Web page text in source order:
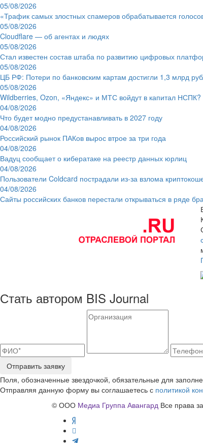
05/08/2026
«Трафик самых злостных спамеров обрабатывается
05/08/2026
Cloudflare — об агентах и людях
05/08/2026
Стал известен состав штаба по развитию цифровых
05/08/2026
ЦБ РФ: Потери по банковским картам достигли 1,3 млрд
05/08/2026
Wildberries, Ozon, «Яндекс» и МТС войдут в капитал НСПК?
04/08/2026
Что будет модно предустанавливать в 2027 году
04/08/2026
Российский рынок ПАКов вырос втрое за три года
04/08/2026
Вадуц сообщает о кибератаке на реестр данных юрлиц
04/08/2026
Пользователи Coldcard пострадали из-за взлома
04/08/2026
Сайты российских банков перестали открываться в ряде
Стать автором BIS Journal
Отправить заявку
Поля, обозначенные звездочкой, обязательные для
Отправляя данную форму вы соглашаетесь с политикой
© ООО Медиа Группа Авангард Все права